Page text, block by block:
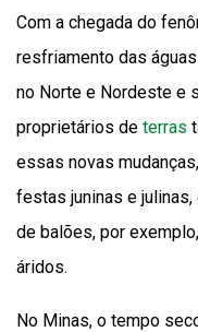
Com a chegada do
resfriamento das
no Norte e Nordeste e
proprietários de terras
essas novas
festas juninas e
de balões, por
áridos.
No Minas, o tempo